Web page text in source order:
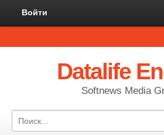
Войти
Datalife
Softnews Media